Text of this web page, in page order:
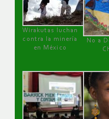
Wirakutas luchan
contra la minería
en México
No a